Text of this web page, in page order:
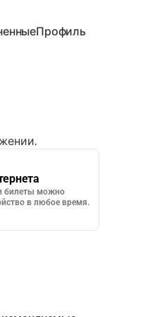
Профиль
билеты можно
в любое время.